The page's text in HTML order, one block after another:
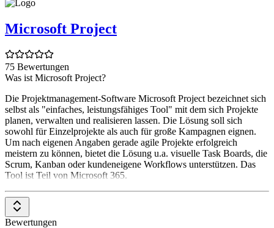
Microsoft Project
75 Bewertungen
Was ist Microsoft Project?
Die Projektmanagement-Software Microsoft Project bezeichnet sich
selbst als "einfaches, leistungsfähiges Tool" mit dem sich Projekte
planen, verwalten und realisieren lassen. Die Lösung soll sich
sowohl für Einzelprojekte als auch für große Kampagnen eignen.
Um nach eigenen Angaben gerade agile Projekte erfolgreich
meistern zu können, bietet die Lösung u.a. visuelle Task Boards, die
Scrum, Kanban oder kundeneigene Workflows unterstützen. Das
Tool ist Teil von Microsoft 365.
Bewertungen